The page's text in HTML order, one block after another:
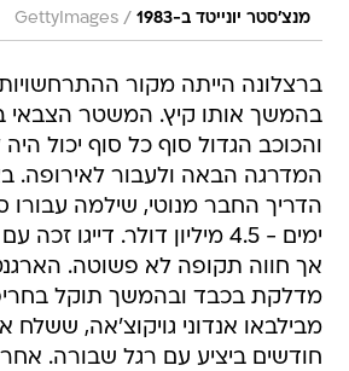
מנצ'סטר יונייטד ב-1983
/
GettyImages
ברצלונה הייתה מקור
בהמשך אותו קיץ. המשטר הצבאי
והכוכב הגדול סוף כל סוף יכול
המדרגה הבאה ולעבור לאירופה.
הדריך החבר מנוטי, שילמה עבורו
ימים - 4.5 מיליון דולר. דייגו
אך חווה תקופה לא פשוטה.
מדלקת בכבד ובהמשך תוקל
מבילבאו אנדוני גויקוצ'אה, ששלח
חודשים ביציע עם רגל שבורה.